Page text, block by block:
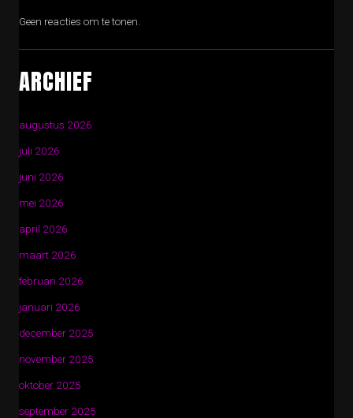
Geen reacties om te tonen.
ARCHIEF
augustus 2026
juli 2026
juni 2026
mei 2026
april 2026
maart 2026
februari 2026
januari 2026
december 2025
november 2025
oktober 2025
september 2025